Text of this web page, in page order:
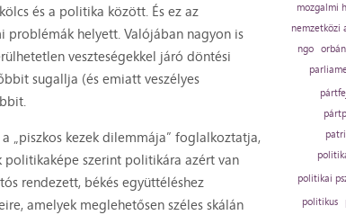
és a politika között. És ez az
problémák helyett. Valójában nagyon is
veszteségekkel járó döntési
sugallja (és emiatt veszélyes
„piszkos kezek dilemmája” foglalkoztatja,
politikaképe szerint politikára azért van
rendezett, békés együttéléshez
amelyek meglehetősen széles skálán
mozgalmi
nemzetközi
ngo
politikai
politikus